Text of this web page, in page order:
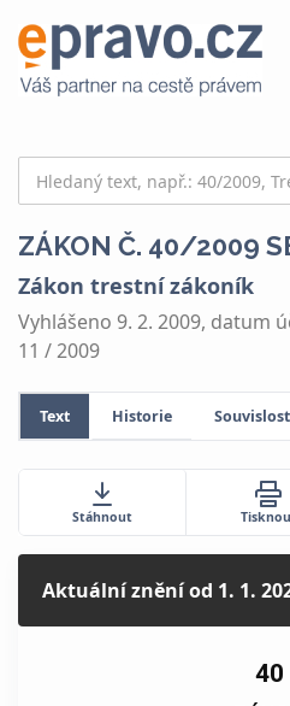
ZÁKON Č. 40/2009
Zákon trestní zákoník
Vyhlášeno 9. 2. 2009, datum
11 / 2009
Text Historie
Stáhnout
Aktuální zněníod 1. 1.
40